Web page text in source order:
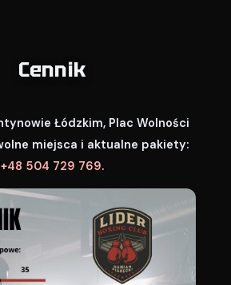
Cennik
Łódzkim, Plac Wolności
miejsca i aktualne pakiety:
+48 504 729 769.